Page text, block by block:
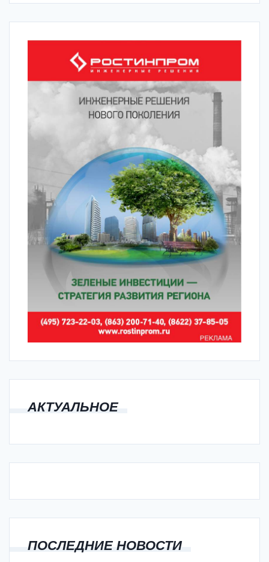
АКТУАЛЬНОЕ
ПОСЛЕДНИЕ НОВОСТИ